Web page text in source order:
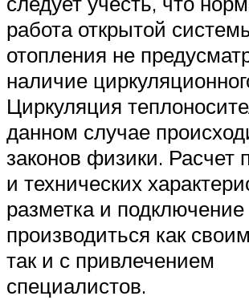
работа открытой
отопления не
наличие
Циркуляция
данном случае
законов физики. Расчет
и технических
разметка и
производиться как
так и с привлечением
специалистов.